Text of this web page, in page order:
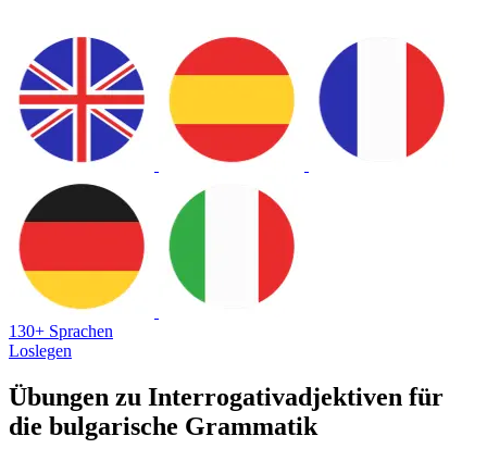
130+ Sprachen
Loslegen
Übungen zu Interrogativadjektiven für
die bulgarische Grammatik